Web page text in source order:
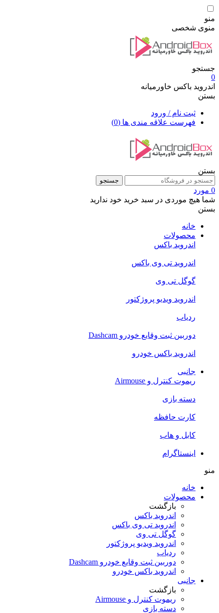
منو
منوی شخصی
جستجو
0
اندروید باکس خاورمیانه
بستن
ثبت نام / ورود
فهرست علاقه مندی ها (0)
بستن
جستجو
0 مورد
شما هیچ موردی در سبد خرید خود ندارید
بستن
خانه
محصولات
اندروید باکس
اندروید تی‌ وی باکس
گوگل تی وی
اندروید ویدیو پروژکتور
ردیاب
دوربین ثبت وقایع خودرو Dashcam
اندروید باکس خودرو
جانبی
ریموت کنترل و Airmouse
دسته بازی
کارت حافظه
کابل و هاب
اینستاگرام
منو
خانه
محصولات
بازگشت
اندروید باکس
اندروید تی‌ وی باکس
گوگل تی وی
اندروید ویدیو پروژکتور
ردیاب
دوربین ثبت وقایع خودرو Dashcam
اندروید باکس خودرو
جانبی
بازگشت
ریموت کنترل و Airmouse
دسته بازی